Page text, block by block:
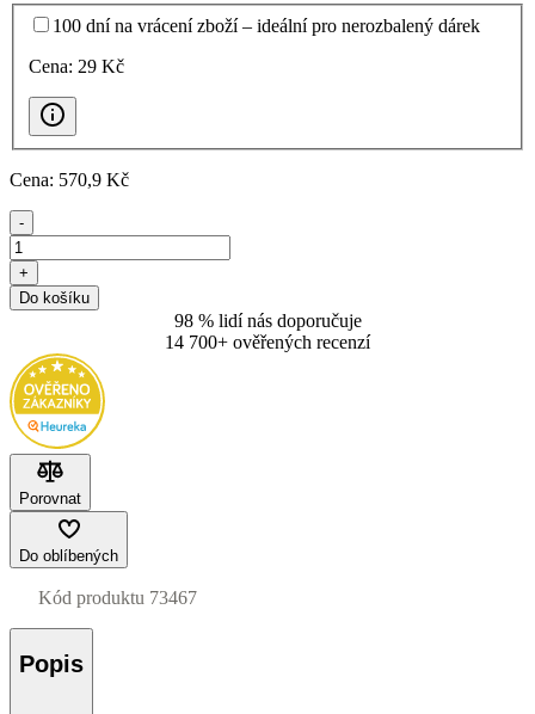
100 dní na vrácení zboží – ideální pro nerozbalený dárek
Cena: 29 Kč
Cena: 570,9 Kč
-
+
Do košíku
98 % lidí nás doporučuje
14 700+ ověřených recenzí
Porovnat
Do oblíbených
Kód produktu 73467
Popis